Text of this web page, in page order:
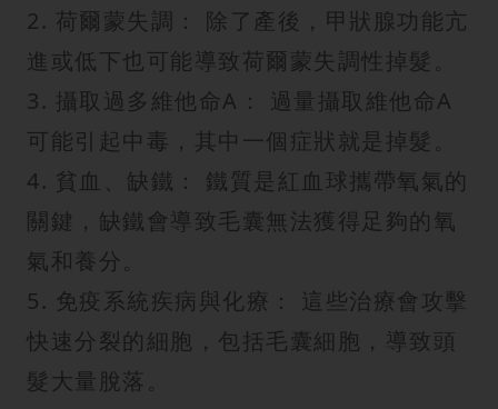
2. 荷爾蒙失調： 除了產後，甲狀腺功能亢
進或低下也可能導致荷爾蒙失調性掉髮。
3. 攝取過多維他命A： 過量攝取維他命A
可能引起中毒，其中一個症狀就是掉髮。
4. 貧血、缺鐵： 鐵質是紅血球攜帶氧氣的
關鍵，缺鐵會導致毛囊無法獲得足夠的氧
氣和養分。
5. 免疫系統疾病與化療： 這些治療會攻擊
快速分裂的細胞，包括毛囊細胞，導致頭
髮大量脫落。